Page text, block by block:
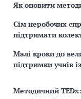
Як оновити
Сім неробочих
підтримати
Малі кроки до
підтримки учнів
Методичний